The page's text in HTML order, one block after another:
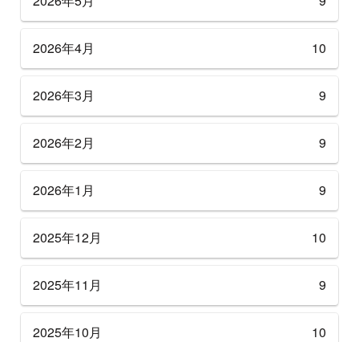
2026年4月 10
2026年3月 9
2026年2月 9
2026年1月 9
2025年12月 10
2025年11月 9
2025年10月 10